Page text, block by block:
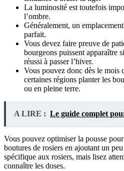
La luminosité est toutefois
l’ombre.
Généralement, un
parfait.
Vous devez faire preuve de
bourgeons puissent apparaître
réussi à passer l’hiver.
Vous pouvez donc dès le mois
certaines régions planter les
ou en pleine terre.
A LIRE : Le guide complet
Vous pouvez optimiser la pousse
boutures de rosiers en ajoutant un
spécifique aux rosiers, mais lisez
connaître les doses.